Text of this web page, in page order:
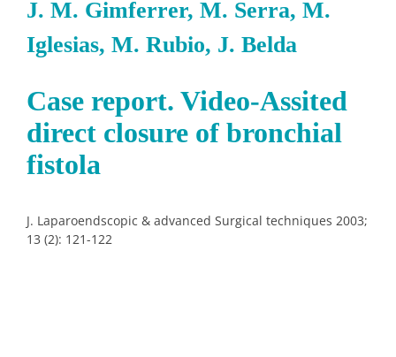
J. M. Gimferrer, M. Serra, M.
Iglesias, M. Rubio, J. Belda
Case report. Video-Assited
direct closure of bronchial
fistola
J. Laparoendscopic & advanced Surgical techniques 2003;
13 (2): 121-122